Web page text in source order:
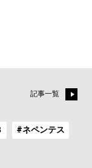
記事一覧
#ネペンテス